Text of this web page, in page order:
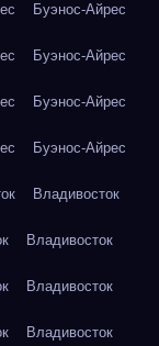
Буэнос-Айрес
Буэнос-Айрес
Буэнос-Айрес
Буэнос-Айрес
Владивосток
Владивосток
Владивосток
Владивосток